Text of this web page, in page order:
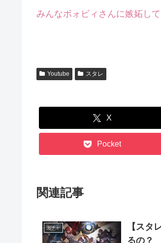
みんなボォビィさんに嫉妬し
Youtube スタレ
X
Pocket
関連記事
ガチャ
【スタ
るの？